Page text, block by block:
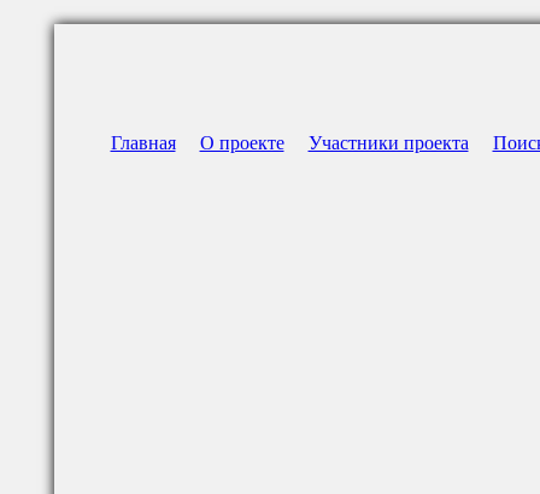
Главная О проекте Участники проекта